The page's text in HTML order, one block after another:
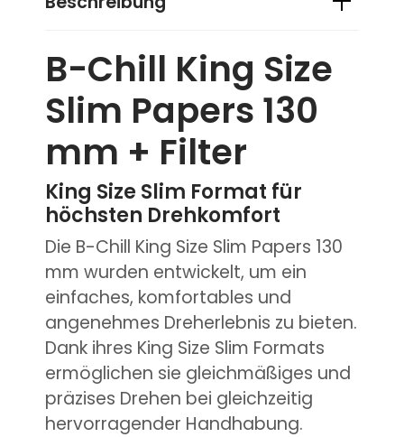
B-Chill King Size
Slim Papers 130
mm + Filter
King Size Slim Format für
höchsten Drehkomfort
Die B-Chill King Size Slim Papers 130
mm wurden entwickelt, um ein
einfaches, komfortables und
angenehmes Dreherlebnis zu bieten.
Dank ihres King Size Slim Formats
ermöglichen sie gleichmäßiges und
präzises Drehen bei gleichzeitig
hervorragender Handhabung.